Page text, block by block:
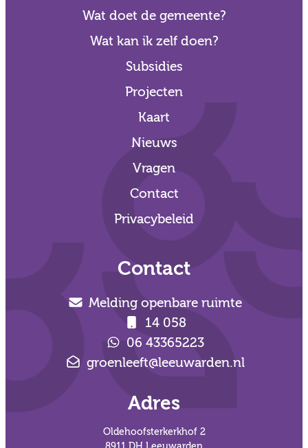
Wat doet de gemeente?
Wat kan ik zelf doen?
Subsidies
Projecten
Kaart
Nieuws
Vragen
Contact
Privacybeleid
Contact
Melding openbare ruimte
14 058
06 43365223
groenleeft@leeuwarden.nl
Adres
Oldehoofsterkerkhof 2